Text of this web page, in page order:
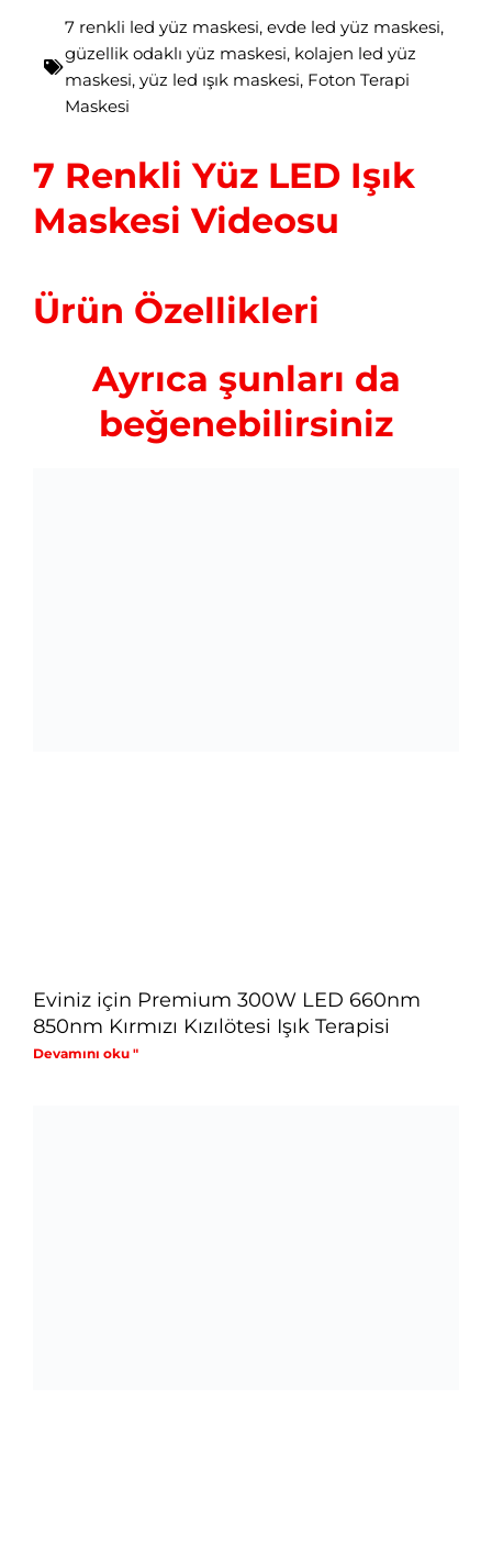
7 renkli led yüz maskesi, evde led yüz maskesi,
güzellik odaklı yüz maskesi, kolajen led yüz
maskesi, yüz led ışık maskesi, Foton Terapi
Maskesi
7 Renkli Yüz LED Işık
Maskesi Videosu
Ürün Özellikleri
Ayrıca şunları da
beğenebilirsiniz
Eviniz için Premium 300W LED 660nm
850nm Kırmızı Kızılötesi Işık Terapisi
Devamını oku "